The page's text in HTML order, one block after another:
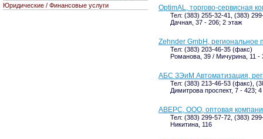
OptimAL, торгово-сервисная
Тел: (383) 255-32-41, (383)
Дачная, 37 - 206; 2 этаж
Zehnder GmbH, региональное
Тел: (383) 203-46-35 (факс)
Романова, 39 / Мичурина, 11 -
АБС ЗЭиМ Автоматизация,
Тел: (383) 213-46-53 (факс),
Димитрова проспект, 7 - 423;
АВЕРС, ООО, оптовая
Тел: (383) 299-57-72, (383)
Никитина, 116
Юридические / Финансовые услуги